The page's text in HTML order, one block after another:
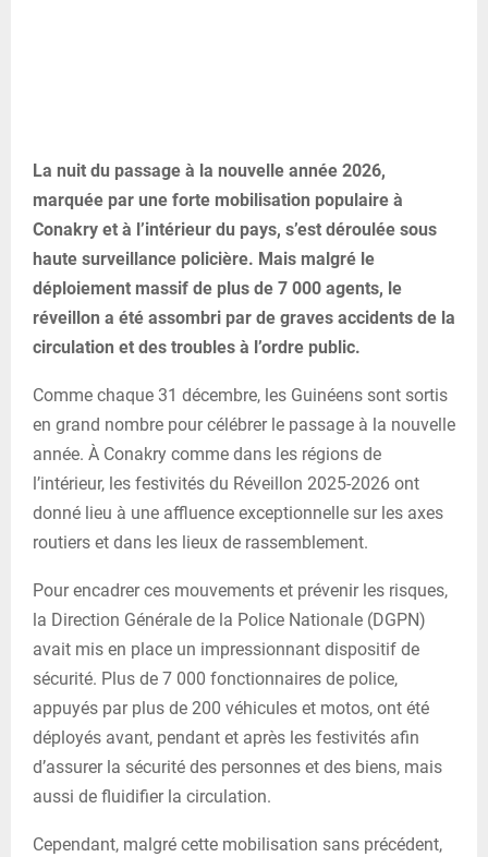
La nuit du passage à la nouvelle année 2026,
marquée par une forte mobilisation populaire à
Conakry et à l’intérieur du pays, s’est déroulée sous
haute surveillance policière. Mais malgré le
déploiement massif de plus de 7 000 agents, le
réveillon a été assombri par de graves accidents de la
circulation et des troubles à l’ordre public.
Comme chaque 31 décembre, les Guinéens sont sortis
en grand nombre pour célébrer le passage à la nouvelle
année. À Conakry comme dans les régions de
l’intérieur, les festivités du Réveillon 2025-2026 ont
donné lieu à une affluence exceptionnelle sur les axes
routiers et dans les lieux de rassemblement.
Pour encadrer ces mouvements et prévenir les risques,
la Direction Générale de la Police Nationale (DGPN)
avait mis en place un impressionnant dispositif de
sécurité. Plus de 7 000 fonctionnaires de police,
appuyés par plus de 200 véhicules et motos, ont été
déployés avant, pendant et après les festivités afin
d’assurer la sécurité des personnes et des biens, mais
aussi de fluidifier la circulation.
Cependant, malgré cette mobilisation sans précédent,